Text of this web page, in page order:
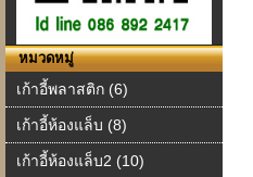
หมวดหมู่
เก้าอี้พลาสติก (6)
เก้าอี้ห้องแล็บ (8)
เก้าอี้ห้องแล็บ2 (10)